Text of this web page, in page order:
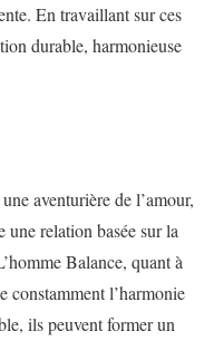
En travaillant sur ces
durable, harmonieuse
aventurière de l’amour,
une relation basée sur la
Balance, quant à
constamment l’harmonie
ils peuvent former un